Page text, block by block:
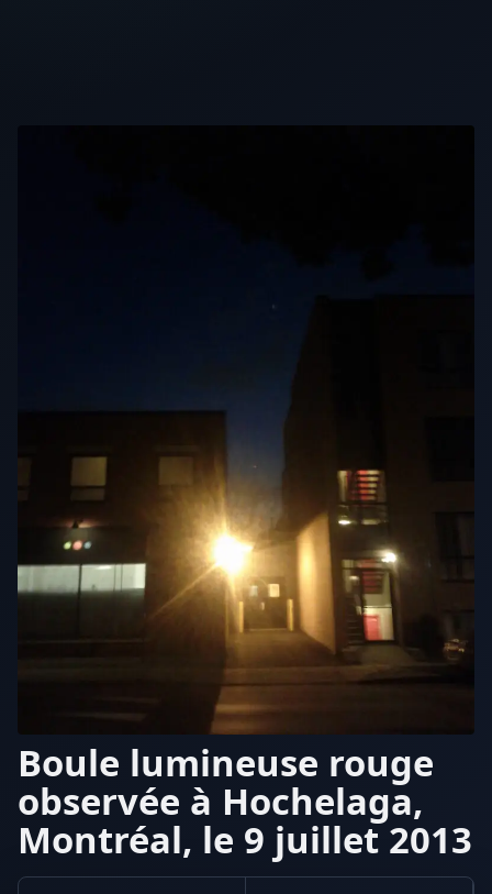
Boule lumineuse rouge
observée à Hochelaga,
Montréal, le 9 juillet 2013